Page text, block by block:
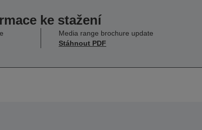
ke stažení
Media range brochure update
Stáhnout PDF